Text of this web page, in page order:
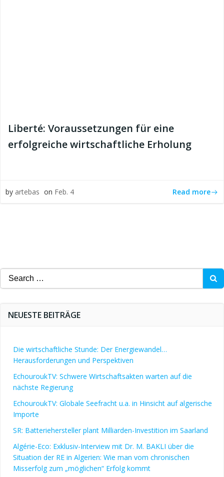
Liberté: Voraussetzungen für eine
erfolgreiche wirtschaftliche Erholung
by artebas on Feb. 4 Read more
Search
for:
NEUESTE BEITRÄGE
Die wirtschaftliche Stunde: Der Energiewandel…
Herausforderungen und Perspektiven
EchouroukTV: Schwere Wirtschaftsakten warten auf die
nächste Regierung
EchouroukTV: Globale Seefracht u.a. in Hinsicht auf algerische
Importe
SR: Batteriehersteller plant Milliarden-Investition im Saarland
Algérie-Eco: Exklusiv-Interview mit Dr. M. BAKLI über die
Situation der RE in Algerien: Wie man vom chronischen
Misserfolg zum „möglichen“ Erfolg kommt